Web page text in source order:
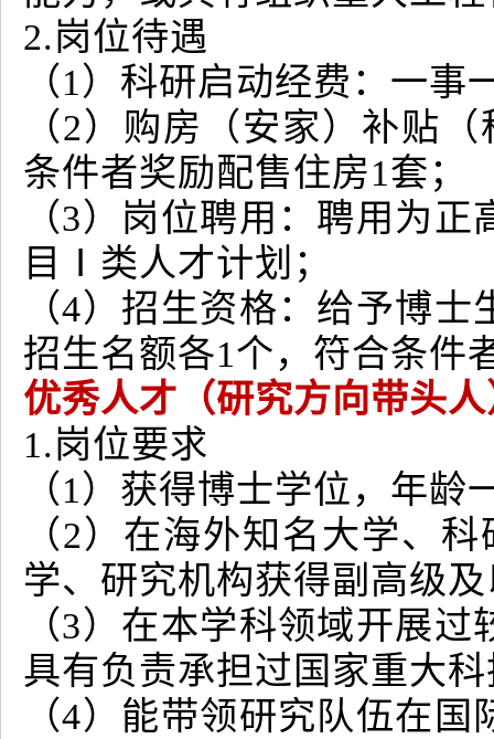
2.岗位待遇
（1）科研启动经费：一事
（2）购房（安家）补贴
条件者奖励配售住房1套；
（3）岗位聘用：聘用为
目Ⅰ类人才计划；
（4）招生资格：给予博
招生名额各1个，符合条件
优秀人才（研究方向带头
1.岗位要求
（1）获得博士学位，年龄
（2）在海外知名大学、
学、研究机构获得副高级
（3）在本学科领域开展
具有负责承担过国家重大
（4）能带领研究队伍在